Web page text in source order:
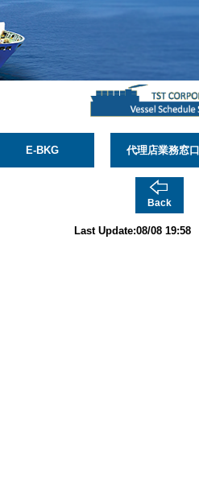
E-BKG 代理店業務窓口
Back
Last Update:08/08 19:58